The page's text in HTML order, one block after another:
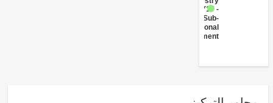
Government